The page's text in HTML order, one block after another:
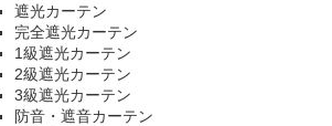
遮光カーテン
完全遮光カーテン
1級遮光カーテン
2級遮光カーテン
3級遮光カーテン
防音・遮音カーテン